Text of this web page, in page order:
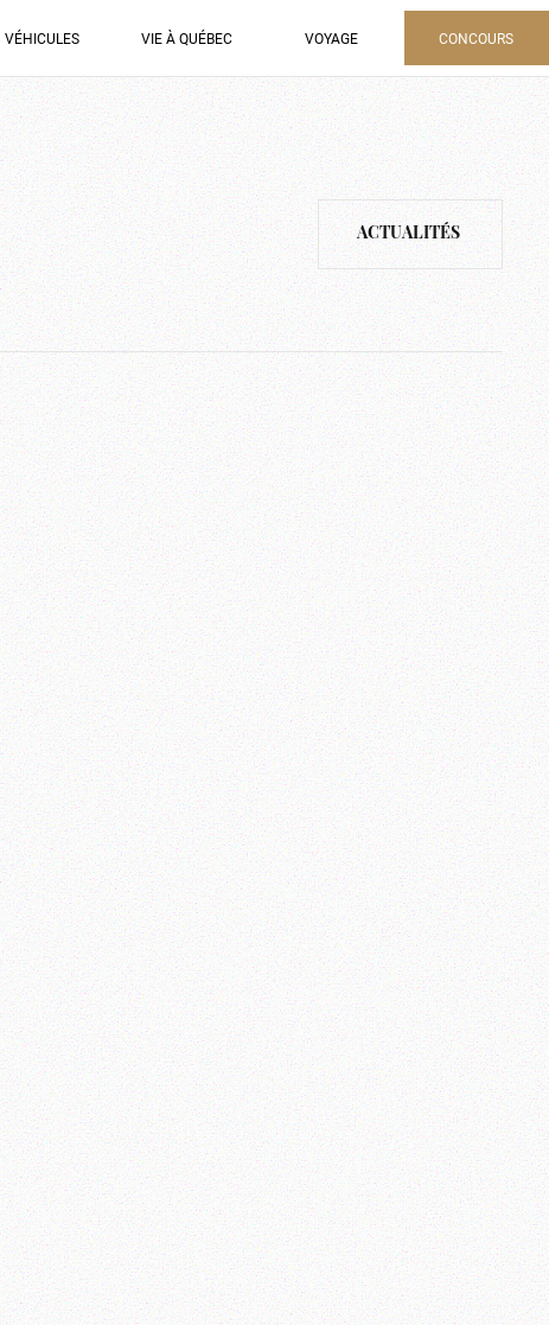
VÉHICULES VIE À QUÉBEC VOYAGE CONCOURS
ACTUALITÉS